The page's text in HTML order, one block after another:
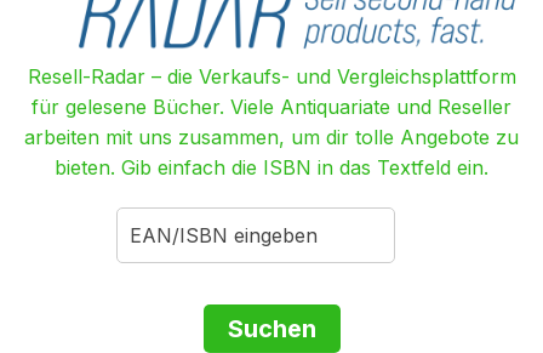
Resell-Radar – die Verkaufs- und Vergleichsplattform
für gelesene Bücher. Viele Antiquariate und Reseller
arbeiten mit uns zusammen, um dir tolle Angebote zu
bieten. Gib einfach die ISBN in das Textfeld ein.